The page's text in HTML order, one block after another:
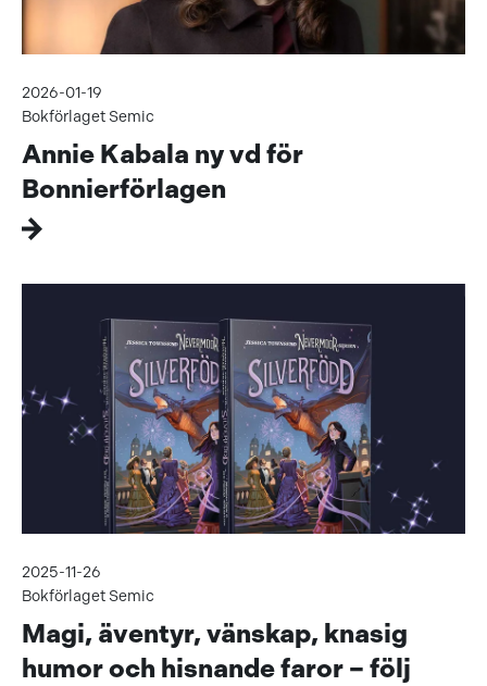
2026-01-19
Bokförlaget Semic
Annie Kabala ny vd för
Bonnierförlagen
2025-11-26
Bokförlaget Semic
Magi, äventyr, vänskap, knasig
humor och hisnande faror – följ